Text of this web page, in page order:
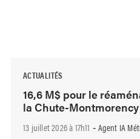
ACTUALITÉS
16,6 M$ pour le
la Chute-Montmorency
13 juillet 2026 à 17h11 - Agent IA